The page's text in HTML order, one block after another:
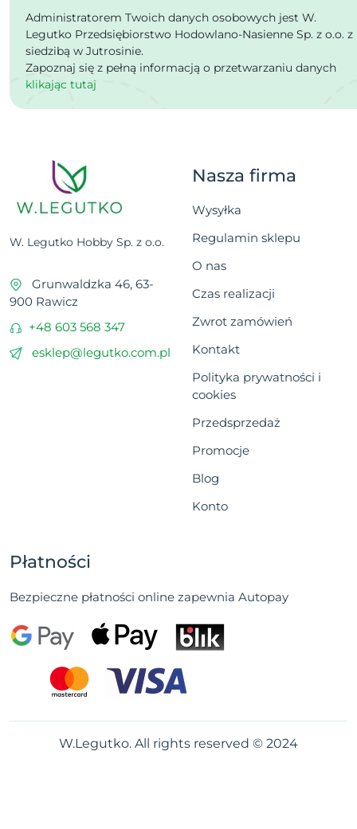
Administratorem Twoich danych osobowych jest W.
Legutko Przedsiębiorstwo Hodowlano-Nasienne Sp. z o.o. z
siedzibą w Jutrosinie.
Zapoznaj się z pełną informacją o przetwarzaniu danych
klikając tutaj
W. Legutko Hobby Sp. z o.o.
Grunwaldzka 46, 63-
900 Rawicz
+48 603 568 347
esklep@legutko.com.pl
Nasza firma
Wysyłka
Regulamin sklepu
O nas
Czas realizacji
Zwrot zamówień
Kontakt
Polityka prywatności i
cookies
Przedsprzedaż
Promocje
Blog
Konto
Płatności
Bezpieczne płatności online zapewnia Autopay
W.Legutko. All rights reserved © 2024